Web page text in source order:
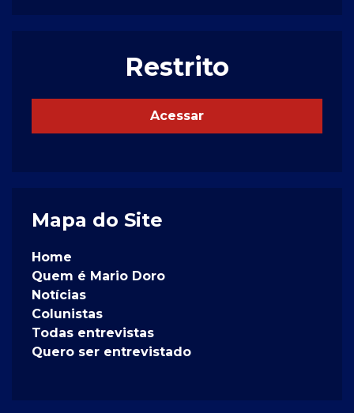
Restrito
Acessar
Mapa do Site
Home
Quem é Mario Doro
Notícias
Colunistas
Todas entrevistas
Quero ser entrevistado